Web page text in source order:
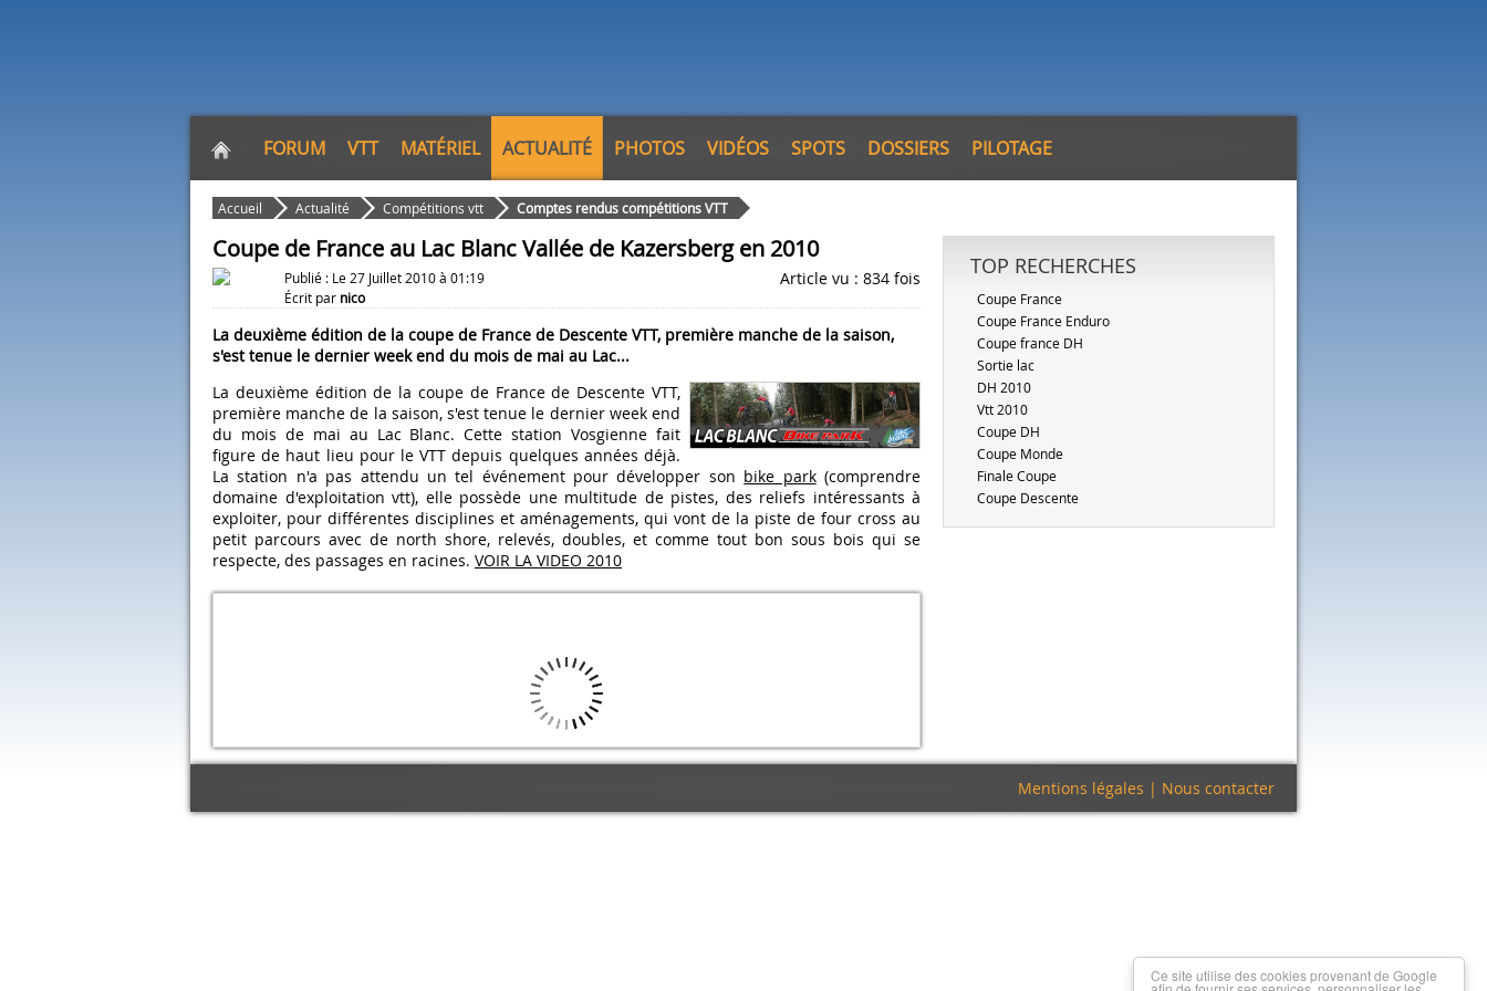
FORUM VTT MATÉRIEL ACTUALITÉ PHOTOS VIDÉOS SPOTS DOSSIERS PILOTAGE
Accueil Actualité Compétitions vtt Comptes rendus compétitions VTT
Coupe de France au Lac Blanc Vallée de Kazersberg en 2010
Publié : Le 27 Juillet 2010 à 01:19
Écrit par nico
Article vu : 834 fois
La deuxième édition de la coupe de France de Descente VTT, première manche de la saison,
s'est tenue le dernier week end du mois de mai au Lac...
La deuxième édition de la coupe de France de Descente VTT,
première manche de la saison, s'est tenue le dernier week end
du mois de mai au Lac Blanc. Cette station Vosgienne fait
figure de haut lieu pour le VTT depuis quelques années déjà.
La station n'a pas attendu un tel événement pour développer son bike park(comprendre
domaine d'exploitation vtt), elle possède une multitude de pistes, des reliefs intéressants à
exploiter, pour différentes disciplines et aménagements, qui vont de la piste de four cross au
petit parcours avec de north shore, relevés, doubles, et comme tout bon sous bois qui se
respecte, des passages en racines. VOIR LA VIDEO 2010
TOP RECHERCHES
Coupe France
Coupe France Enduro
Coupe france DH
Sortie lac
DH 2010
Vtt 2010
Coupe DH
Coupe Monde
Finale Coupe
Coupe Descente
Mentions légales | Nous contacter
Ce site utilise des cookies provenant de Google